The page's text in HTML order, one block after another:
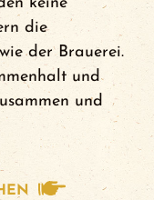
die
der Brauerei.
und
und